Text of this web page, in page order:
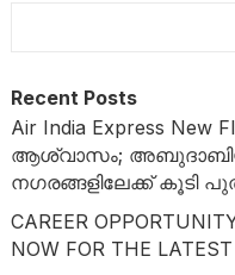
Recent Posts
Air India Express
ആശ്വാസം;
നഗരങ്ങളിലേക്ക് കൂടി
CAREER
NOW FOR THE